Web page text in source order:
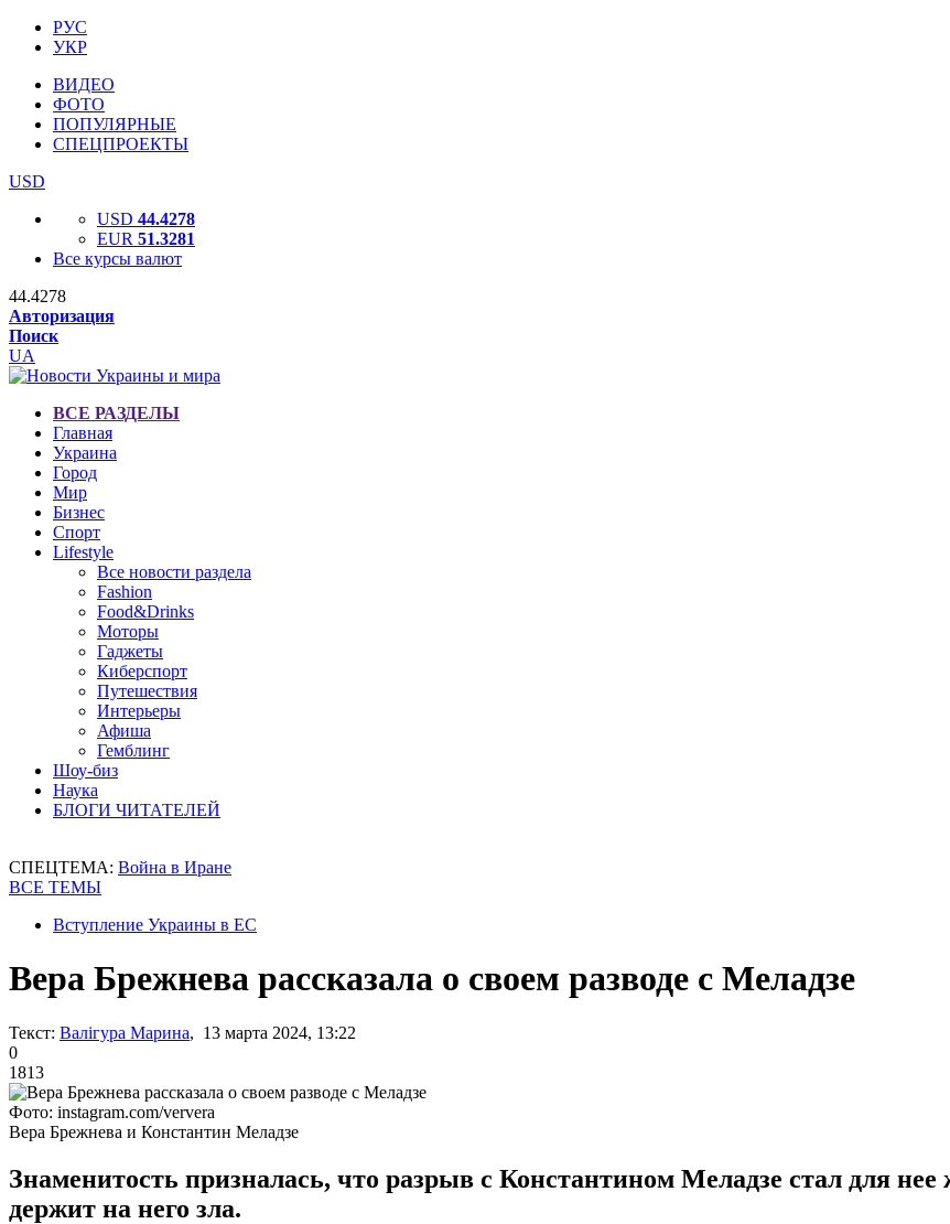
РУС
УКР
ВИДЕО
ФОТО
ПОПУЛЯРНЫЕ
СПЕЦПРОЕКТЫ
USD
USD 44.4278
EUR 51.3281
Все курсы валют
44.4278
Авторизация
Поиск
UA
ВСЕ РАЗДЕЛЫ
Главная
Украина
Город
Мир
Бизнес
Спорт
Lifestyle
Все новости раздела
Fashion
Food&Drinks
Моторы
Гаджеты
Киберспорт
Путешествия
Интерьеры
Афиша
Гемблинг
Шоу-биз
Наука
БЛОГИ ЧИТАТЕЛЕЙ
СПЕЦТЕМА: Война в Иране
ВСЕ ТЕМЫ
Вступление Украины в ЕС
Вера Брежнева рассказала о своем разводе с Меладзе
Текст: Валігура Марина, 13 марта 2024, 13:22
0
1813
Фото: instagram.com/ververa
Вера Брежнева и Константин Меладзе
Знаменитость призналась, что разрыв с Константином Меладзе стал для
держит на него зла.